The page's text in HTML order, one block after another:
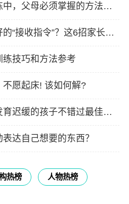
，父母必须掌握的方法有
“接收指令”？这6招家长一
技巧和方法参考
愿起床! 该如何解?
迟缓的孩子不错过最佳干
达自己想要的东西？
热榜 人物热榜